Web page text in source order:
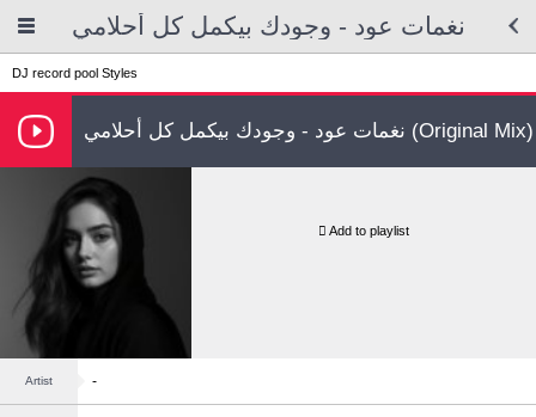
نغمات عود - وجودك بيكمل كل أحلامي
DJ record pool Styles
نغمات عود - وجودك بيكمل كل أحلامي (Original Mix)
Add to playlist
Artist -